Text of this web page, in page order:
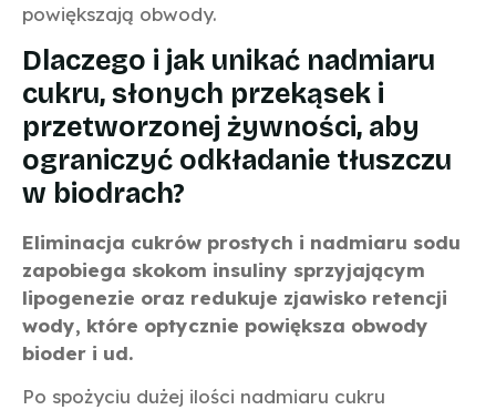
powiększają obwody.
Dlaczego i jak unikać nadmiaru
cukru, słonych przekąsek i
przetworzonej żywności, aby
ograniczyć odkładanie tłuszczu
w biodrach?
Eliminacja cukrów prostych i nadmiaru sodu
zapobiega skokom insuliny sprzyjającym
lipogenezie oraz redukuje zjawisko retencji
wody, które optycznie powiększa obwody
bioder i ud.
Po spożyciu dużej ilości nadmiaru cukru